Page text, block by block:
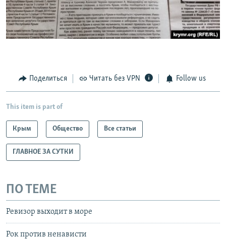
Поделиться Читать без VPN Follow us
This item is part of
Крым Общество Все статьи
ГЛАВНОЕ ЗА СУТКИ
ПО ТЕМЕ
Ревизор выходит в море
Рок против ненависти